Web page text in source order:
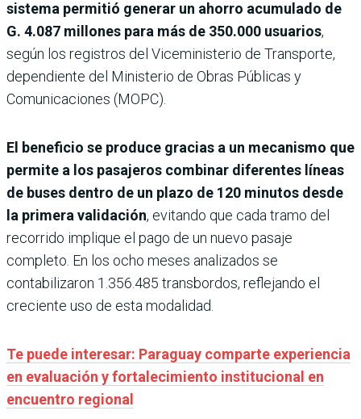
sistema permitió generar un ahorro acumulado de
G. 4.087 millones para más de 350.000 usuarios,
según los registros del Viceministerio de Transporte,
dependiente del Ministerio de Obras Públicas y
Comunicaciones (MOPC).
El beneficio se produce gracias a un mecanismo que
permite a los pasajeros combinar diferentes líneas
de buses dentro de un plazo de 120 minutos desde
la primera validación, evitando que cada tramo del
recorrido implique el pago de un nuevo pasaje
completo. En los ocho meses analizados se
contabilizaron 1.356.485 transbordos, reflejando el
creciente uso de esta modalidad.
Te puede interesar: Paraguay comparte experiencia
en evaluación y fortalecimiento institucional en
encuentro regional